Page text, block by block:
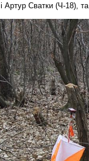
Артур Сватки (Ч-18),